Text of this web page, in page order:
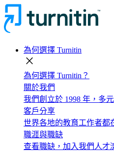
為何選擇 Turnitin
close
為何選擇 Turnitin？
關於我們
我們創立於 1998 年，多
客戶分享
世界各地的教育工作者都
職涯與職缺
查看職缺，加入我們人才